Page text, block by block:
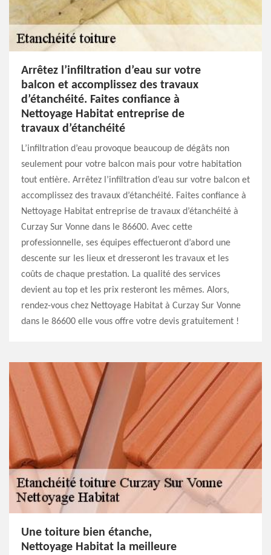
Arrêtez l’infiltration d’eau sur votre
balcon et accomplissez des travaux
d’étanchéité. Faites confiance à
Nettoyage Habitat entreprise de
travaux d’étanchéité
L’infiltration d’eau provoque beaucoup de dégâts non
seulement pour votre balcon mais pour votre habitation
tout entière. Arrêtez l’infiltration d’eau sur votre balcon et
accomplissez des travaux d’étanchéité. Faites confiance à
Nettoyage Habitat entreprise de travaux d’étanchéité à
Curzay Sur Vonne dans le 86600. Avec cette
professionnelle, ses équipes effectueront d’abord une
descente sur les lieux et dresseront les travaux et les
coûts de chaque prestation. La qualité des services
devient au top et les prix resteront les mêmes. Alors,
rendez-vous chez Nettoyage Habitat à Curzay Sur Vonne
dans le 86600 elle vous offre votre devis gratuitement !
Une toiture bien étanche,
Nettoyage Habitat la meilleure